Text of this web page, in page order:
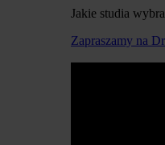
Jakie studia
Zapraszamy na